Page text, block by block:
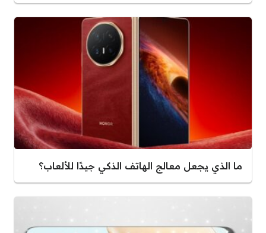
ما الذي يجعل معالج الهاتف الذكي جيدًا للألعاب؟